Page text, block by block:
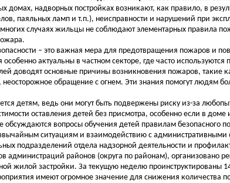
надворных постройках возникают, как правило, в
паяльных ламп и т.п.), неисправности и нарушений при
случаях жильцы не соблюдают элементарных правила
– это важная мера для предотвращения пожаров и
актуальны в частном секторе, где часто используются
доводят основные причины возникновения пожаров, такие
обращение с огнем. Эти знания помогут людям
детям, ведь они могут быть подвержены риску из-за
оставления детей без присмотра, особенно если в
обсуждаются вопросы обучения детей правилам безопасного
ситуациям и взаимодействию с административными
подразделений отдела надзорной деятельности и
администраций районов (округа по районам), организовано
жилой застройки. За текущую неделю проинструктированы
имеют огромное значение для снижения количества